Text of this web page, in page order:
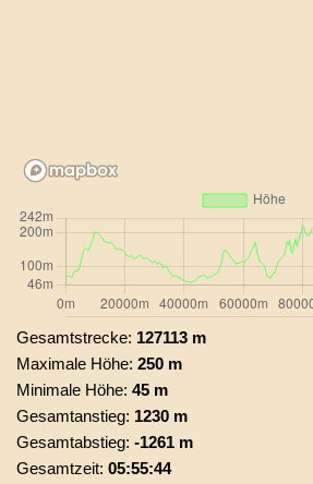
Gesamtstrecke: 127113 m
Maximale Höhe: 250 m
Minimale Höhe: 45 m
Gesamtanstieg: 1230 m
Gesamtabstieg: -1261 m
Gesamtzeit: 05:55:44